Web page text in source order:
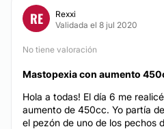
RE
Rexxi
Validada el 8 jul 2020
No tiene valoración
Mastopexia con aumento
Hola a todas! El día 6 me
aumento de 450cc. Yo partía
el pezón de uno de los pechos